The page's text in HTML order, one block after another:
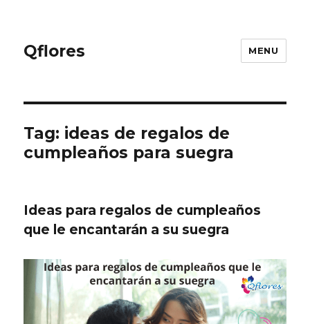
Qflores MENU
Tag: ideas de regalos de
cumpleaños para suegra
Ideas para regalos de cumpleaños
que le encantarán a su suegra